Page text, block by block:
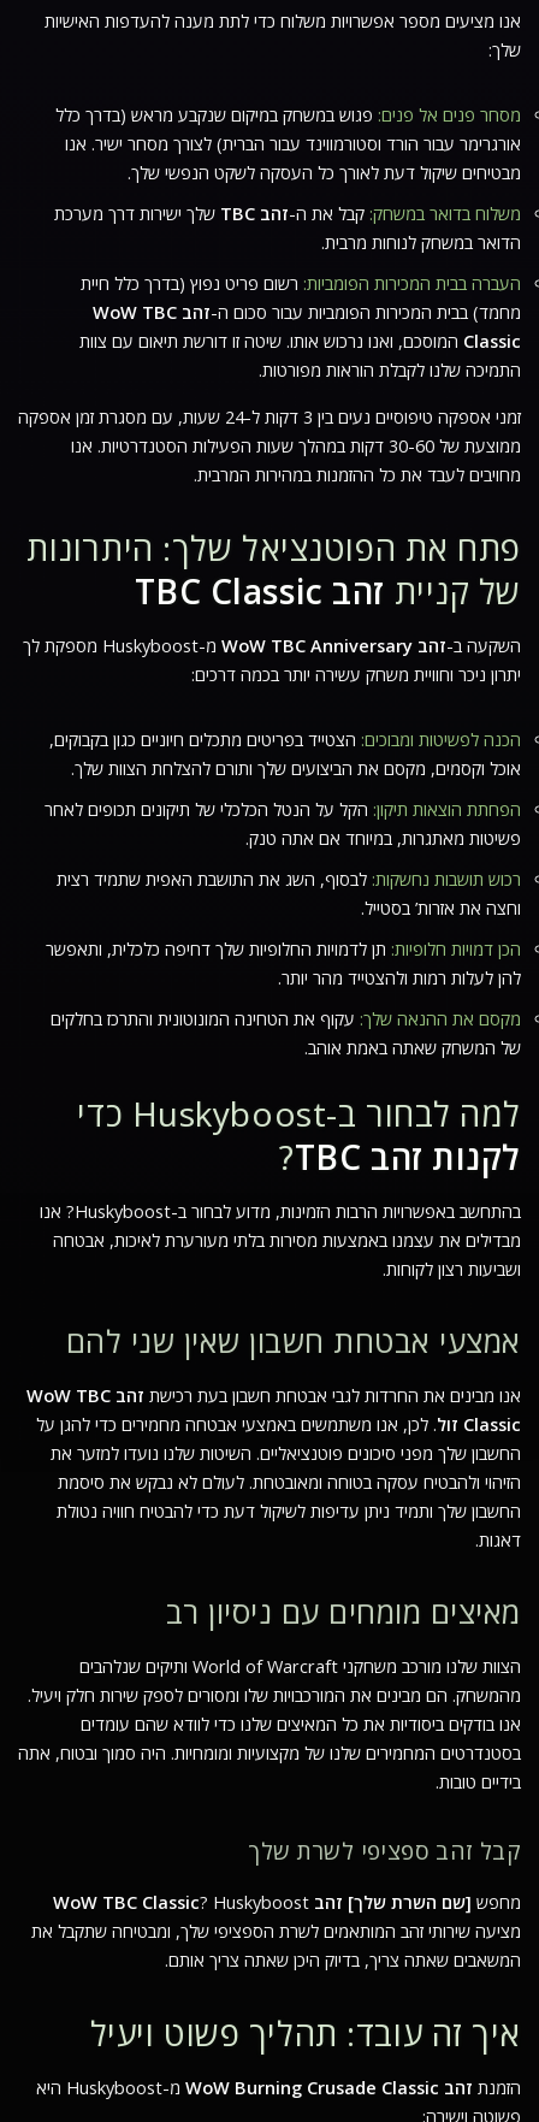
אנו מציעים מספר אפשרויות משלוח כדי לתת מענה להעדפות האישיות
שלך:
מסחר פנים אל פנים: פגוש במשחק במיקום שנקבע מראש (בדרך כלל
אורגרימר עבור הורד וסטורמווינד עבור הברית) לצורך מסחר ישיר. אנו
מבטיחים שיקול דעת לאורך כל העסקה לשקט הנפשי שלך.
משלוח בדואר במשחק: קבל את ה-זהב TBC
שלך ישירות דרך מערכת
הדואר במשחק לנוחות מרבית.
העברה בבית המכירות הפומביות: רשום פריט נפוץ (בדרך כלל חיית
מחמד) בבית המכירות הפומביות עבור סכום ה-
זהב WoW TBC
Classic המוסכם, ואנו נרכוש אותו. שיטה זו דורשת תיאום עם צוות
התמיכה שלנו לקבלת הוראות מפורטות.
זמני אספקה טיפוסיים נעים בין 3 דקות ל-24 שעות, עם מסגרת זמן אספקה
ממוצעת של 30-60 דקות במהלך שעות הפעילות הסטנדרטיות. אנו
מחויבים לעבד את כל ההזמנות במהירות המרבית.
פתח את הפוטנציאל שלך: היתרונות
של קניית זהב TBC Classic
השקעה ב-זהב WoW TBC Anniversary
מ-Huskyboost מספקת לך
יתרון ניכר וחוויית משחק עשירה יותר בכמה דרכים:
הכנה לפשיטות ומבוכים: הצטייד בפריטים מתכלים חיוניים כגון בקבוקים,
אוכל וקסמים, מקסם את הביצועים שלך ותורם להצלחת הצוות שלך.
הפחתת הוצאות תיקון: הקל על הנטל הכלכלי של תיקונים תכופים לאחר
פשיטות מאתגרות, במיוחד אם אתה טנק.
רכוש תושבות נחשקות: לבסוף, השג את התושבת האפית שתמיד רצית
וחצה את אזרות’ בסטייל.
הכן דמויות חלופיות: תן לדמויות החלופיות שלך דחיפה כלכלית, ותאפשר
להן לעלות רמות ולהצטייד מהר יותר.
מקסם את ההנאה שלך: עקוף את הטחינה המונוטונית והתרכז בחלקים
של המשחק שאתה באמת אוהב.
למה לבחור ב-Huskyboost כדי
לקנות זהב TBC
?
בהתחשב באפשרויות הרבות הזמינות, מדוע לבחור ב-Huskyboost? אנו
מבדילים את עצמנו באמצעות מסירות בלתי מעורערת לאיכות, אבטחה
ושביעות רצון לקוחות.
אמצעי אבטחת חשבון שאין שני להם
אנו מבינים את החרדות לגבי אבטחת חשבון בעת רכישת
זהב WoW TBC
Classic זול
. לכן, אנו משתמשים באמצעי אבטחה מחמירים כדי להגן על
החשבון שלך מפני סיכונים פוטנציאליים. השיטות שלנו נועדו למזער את
הזיהוי ולהבטיח עסקה בטוחה ומאובטחת. לעולם לא נבקש את סיסמת
החשבון שלך ותמיד ניתן עדיפות לשיקול דעת כדי להבטיח חוויה נטולת
דאגות.
מאיצים מומחים עם ניסיון רב
הצוות שלנו מורכב משחקני World of Warcraft ותיקים שנלהבים
מהמשחק. הם מבינים את המורכבויות שלו ומסורים לספק שירות חלק ויעיל.
אנו בודקים ביסודיות את כל המאיצים שלנו כדי לוודא שהם עומדים
בסטנדרטים המחמירים שלנו של מקצועיות ומומחיות. היה סמוך ובטוח, אתה
בידיים טובות.
קבל זהב ספציפי לשרת שלך
מחפש [שם השרת שלך] זהב WoW TBC Classic ? Huskyboost
מציעה שירותי זהב המותאמים לשרת הספציפי שלך, ומבטיחה שתקבל את
המשאבים שאתה צריך, בדיוק היכן שאתה צריך אותם.
איך זה עובד: תהליך פשוט ויעיל
הזמנת זהב WoW Burning Crusade Classic
מ-Huskyboost היא
פשוטה וישירה: